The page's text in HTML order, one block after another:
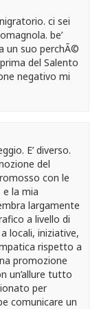
ci sei
be’
un suo perchÃ©
del Salento
negativo mi
E’ diverso.
del
con le
la mia
largamente
a livello di
locali, iniziative,
rispetto a
promozione
un’allure tutto
per
comunicare un